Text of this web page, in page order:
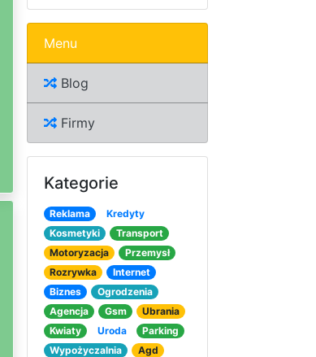
Menu
Blog
Firmy
Kategorie
Reklama
Kredyty
Kosmetyki
Transport
Motoryzacja
Przemysł
Rozrywka
Internet
Biznes
Ogrodzenia
Agencja
Gsm
Ubrania
Kwiaty
Uroda
Parking
Wypożyczalnia
Agd